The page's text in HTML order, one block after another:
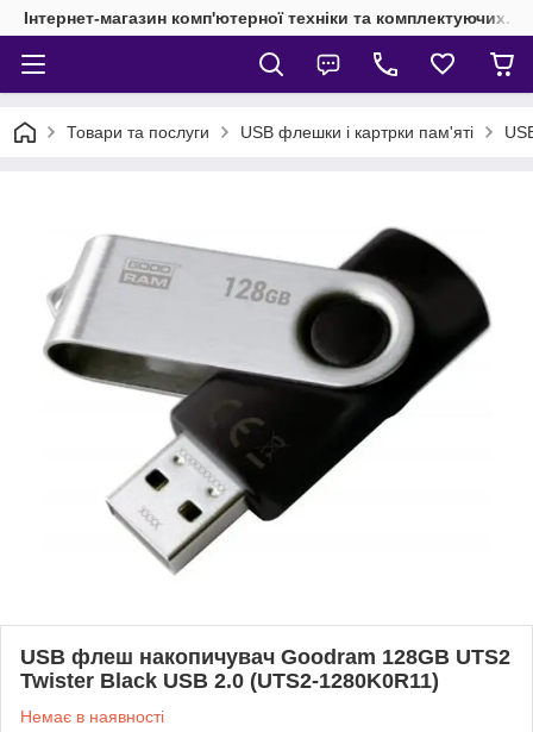
Інтернет-магазин комп'ютерної техніки та комплектуючих.
Товари та послуги USB флешки і картрки пам'яті
USB флеш накопичувач Goodram 128GB UTS2
Twister Black USB 2.0 (UTS2-1280K0R11)
Немає в наявності